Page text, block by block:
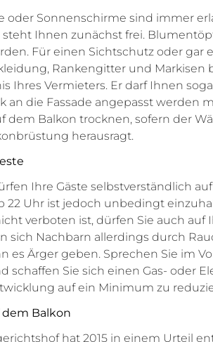
oder Sonnenschirme sind immer
Ihnen zunächst frei.
Für einen Sichtschutz oder gar
Rankengitter und Markisen
Ihres Vermieters. Er darf Ihnen
an die Fassade angepasst werden
dem Balkon trocknen, sofern der
herausragt.
Ihre Gäste selbstverständlich
22 Uhr ist jedoch unbedingt
verboten ist, dürfen Sie auch auf
sich Nachbarn allerdings durch
es Ärger geben. Sprechen Sie im
schaffen Sie sich einen Gas- oder
auf ein Minimum zu
Balkon
hat 2015 in einem Urteil